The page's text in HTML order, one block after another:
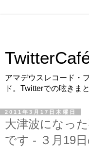
アマデウスレコード・
ド。Twitterでの呟きま
2011年3月17日木曜日
大津波になっ
です - ３月19